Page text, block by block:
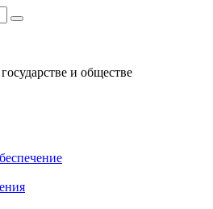
и обществе